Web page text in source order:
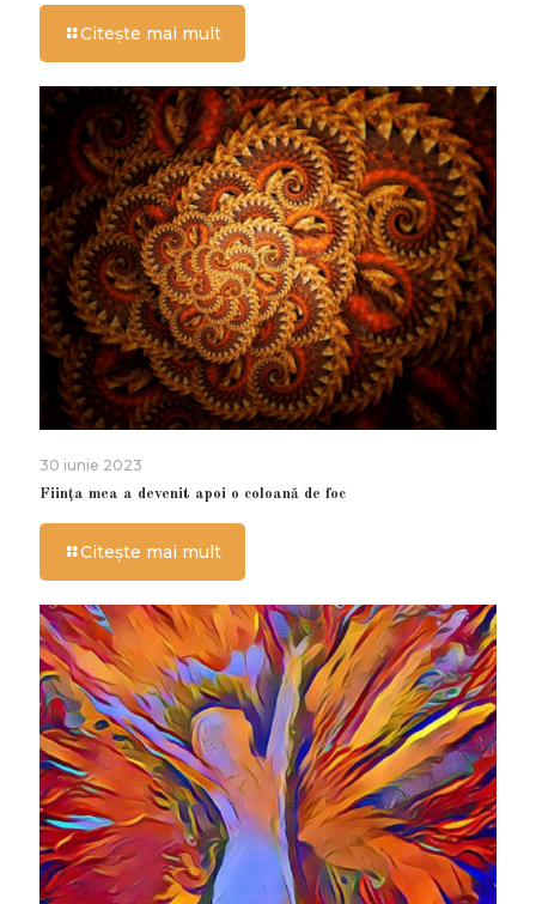
Citește mai mult
30 iunie 2023
Ființa mea a devenit apoi o coloană de foc
Citește mai mult